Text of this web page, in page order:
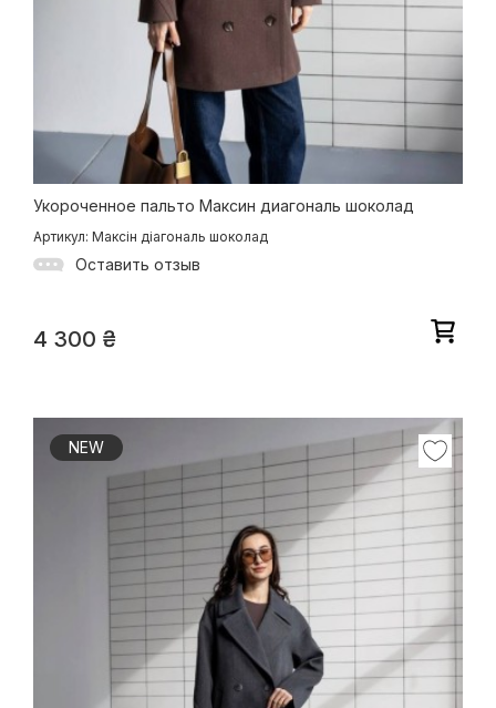
Укороченное пальто Максин диагональ шоколад
Артикул: Максін діагональ шоколад
Оставить отзыв
4 300 ₴
NEW